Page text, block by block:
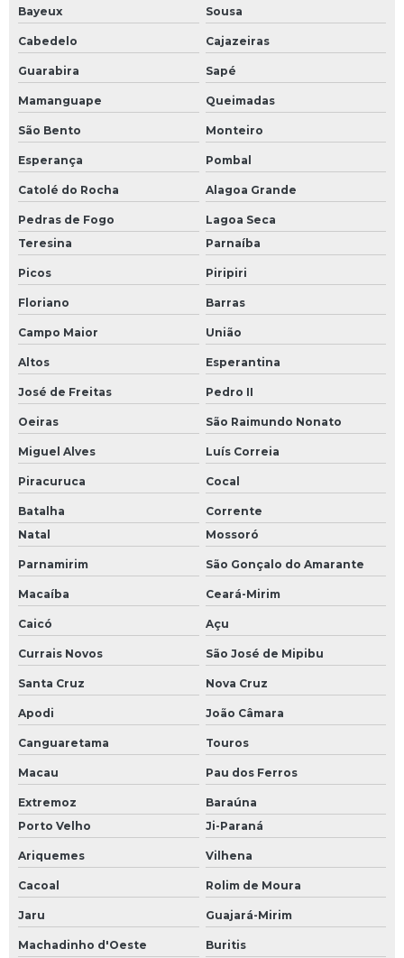
Bayeux Sousa
Cabedelo Cajazeiras
Guarabira Sapé
Mamanguape Queimadas
São Bento Monteiro
Esperança Pombal
Catolé do Rocha Alagoa Grande
Pedras de Fogo
Lagoa Seca
Teresina
Parnaíba
Picos Piripiri
Floriano Barras
Campo Maior União
Altos Esperantina
José de Freitas Pedro II
Oeiras São Raimundo Nonato
Miguel Alves Luís Correia
Piracuruca Cocal
Batalha
Corrente
Natal
Mossoró
Parnamirim São Gonçalo do Amarante
Macaíba Ceará-Mirim
Caicó Açu
Currais Novos São José de Mipibu
Santa Cruz Nova Cruz
Apodi João Câmara
Canguaretama Touros
Macau Pau dos Ferros
Extremoz
Baraúna
Porto Velho
Ji-Paraná
Ariquemes Vilhena
Cacoal Rolim de Moura
Jaru Guajará-Mirim
Machadinho d'Oeste Buritis